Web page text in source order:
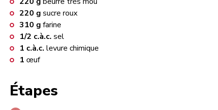
220 g sucre roux
310 g farine
1/2 c.à.c. sel
1 c.à.c. levure chimique
1 œuf
Étapes